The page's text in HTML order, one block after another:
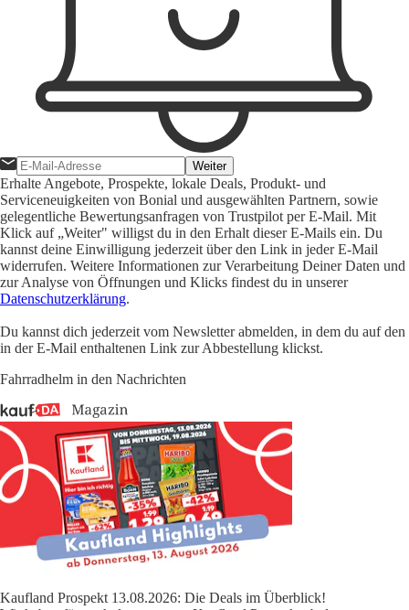
Weiter
Erhalte Angebote, Prospekte, lokale Deals, Produkt- und
Serviceneuigkeiten von Bonial und ausgewählten Partnern, sowie
gelegentliche Bewertungsanfragen von Trustpilot per E-Mail. Mit
Klick auf „Weiter" willigst du in den Erhalt dieser E-Mails ein. Du
kannst deine Einwilligung jederzeit über den Link in jeder E-Mail
widerrufen. Weitere Informationen zur Verarbeitung Deiner Daten und
zur Analyse von Öffnungen und Klicks findest du in unserer
Datenschutzerklärung.
Du kannst dich jederzeit vom Newsletter abmelden, in dem du auf den
in der E-Mail enthaltenen Link zur Abbestellung klickst.
Fahrradhelm in den Nachrichten
Kaufland Prospekt 13.08.2026: Die Deals im Überblick!